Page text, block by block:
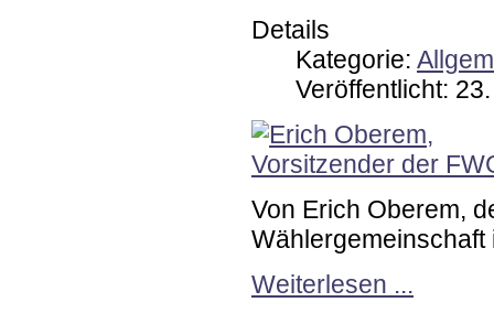
Details
Kategorie:
Veröffentlicht:
Von Erich Oberem,
Weiterlesen ...